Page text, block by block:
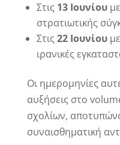
Στις 13 Ιουνίου
στρατιωτικής
Στις 22 Ιουνίου
ιρανικές
Οι ημερομηνίες
αυξήσεις στο
σχολίων,
συναισθηματική